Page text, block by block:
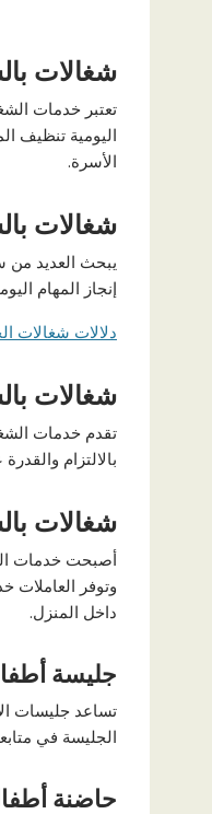
شغالات
تعتبر خدمات
اليومية تنظيف
الأسرة.
شغالات
يبحث العديد من
إنجاز المهام
دلالات شغالات
شغالات
تقدم خدمات
بالالتزام
شغالات
أصبحت خدمات
وتوفر العاملات
داخل المنزل.
جليسة
تساعد جليسات
الجليسة في
حاضنة